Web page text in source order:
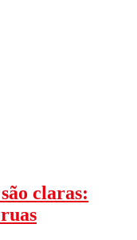
claras: